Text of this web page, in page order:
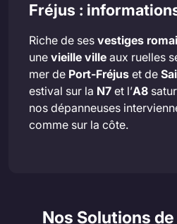
Fréjus :
Riche de ses vestiges
une vieille ville aux ruelles
mer de Port-Fréjus et de
estival sur la N7 et l’A8
nos dépanneuses
comme sur la côte.
Nos Solutions